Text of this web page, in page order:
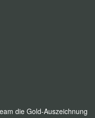
die Gold-Auszeichnung